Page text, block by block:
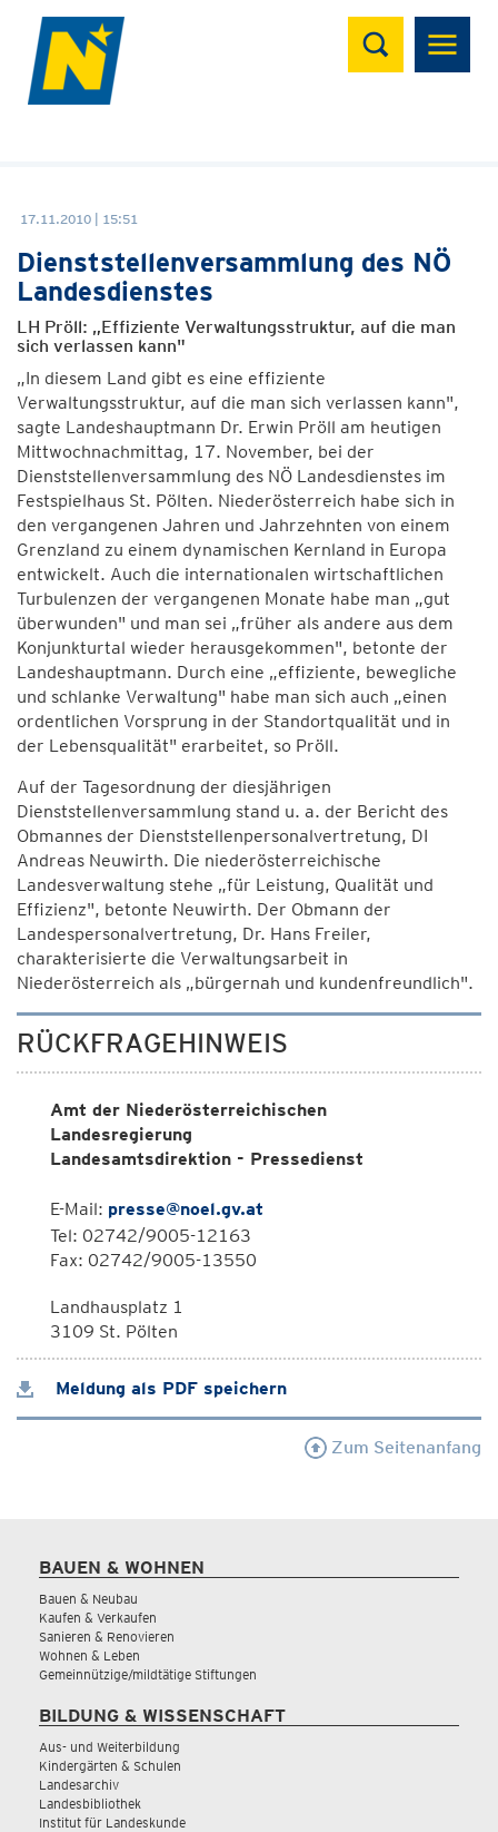
Suchen
17.11.2010 | 15:51
Dienststellenversammlung des NÖ
Landesdienstes
LH Pröll: „Effiziente Verwaltungsstruktur, auf die man
sich verlassen kann"
„In diesem Land gibt es eine effiziente
Verwaltungsstruktur, auf die man sich verlassen kann",
sagte Landeshauptmann Dr. Erwin Pröll am heutigen
Mittwochnachmittag, 17. November, bei der
Dienststellenversammlung des NÖ Landesdienstes im
Festspielhaus St. Pölten. Niederösterreich habe sich in
den vergangenen Jahren und Jahrzehnten von einem
Grenzland zu einem dynamischen Kernland in Europa
entwickelt. Auch die internationalen wirtschaftlichen
Turbulenzen der vergangenen Monate habe man „gut
überwunden" und man sei „früher als andere aus dem
Konjunkturtal wieder herausgekommen", betonte der
Landeshauptmann. Durch eine „effiziente, bewegliche
und schlanke Verwaltung" habe man sich auch „einen
ordentlichen Vorsprung in der Standortqualität und in
der Lebensqualität" erarbeitet, so Pröll.
Auf der Tagesordnung der diesjährigen
Dienststellenversammlung stand u. a. der Bericht des
Obmannes der Dienststellenpersonalvertretung, DI
Andreas Neuwirth. Die niederösterreichische
Landesverwaltung stehe „für Leistung, Qualität und
Effizienz", betonte Neuwirth. Der Obmann der
Landespersonalvertretung, Dr. Hans Freiler,
charakterisierte die Verwaltungsarbeit in
Niederösterreich als „bürgernah und kundenfreundlich".
RÜCKFRAGEHINWEIS
Amt der Niederösterreichischen
Landesregierung
Landesamtsdirektion - Pressedienst
E-Mail: presse@noel.gv.at
Tel: 02742/9005-12163
Fax: 02742/9005-13550
Landhausplatz 1
3109 St. Pölten
Meldung als PDF speichern
Zum Seitenanfang
BAUEN & WOHNEN
Bauen & Neubau
Kaufen & Verkaufen
Sanieren & Renovieren
Wohnen & Leben
Gemeinnützige/mildtätige Stiftungen
BILDUNG & WISSENSCHAFT
Aus- und Weiterbildung
Kindergärten & Schulen
Landesarchiv
Landesbibliothek
Institut für Landeskunde